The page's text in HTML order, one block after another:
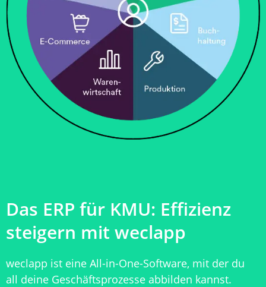
Das ERP für KMU: Effizienz
steigern mit weclapp
weclapp ist eine All-in-One-Software, mit der du
all deine Geschäftsprozesse abbilden kannst.